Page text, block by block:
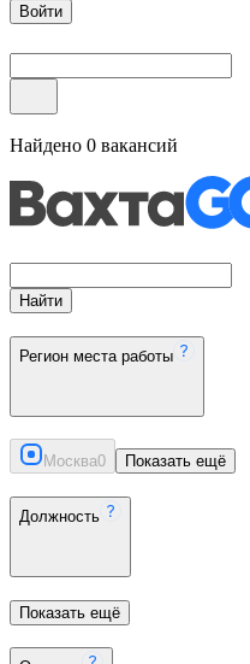
Войти
Найдено 0 вакансий
Найти
Регион места работы
Москва0 Показать ещё
Должность
Показать ещё